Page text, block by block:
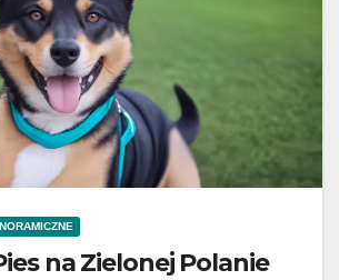
na Zielonej Polanie